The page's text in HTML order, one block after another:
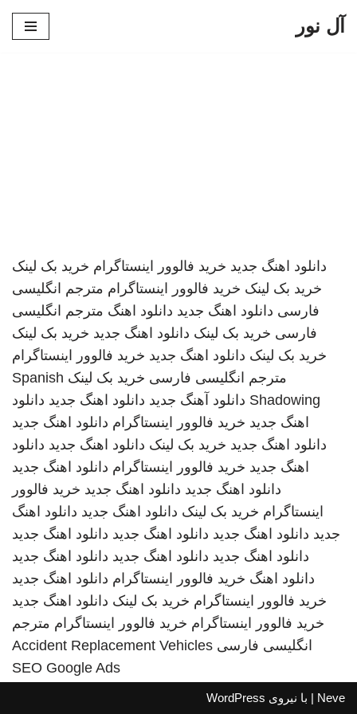
آل نور
دانلود اهنگ جدید خرید فالوور اینستاگرام خرید بک لینک
خرید بک لینک خرید فالوور اینستاگرام مترجم انگلیسی
فارسی دانلود اهنگ جدید دانلود اهنگ مترجم انگلیسی
فارسی خرید بک لینک دانلود اهنگ جدید خرید بک لینک
خرید بک لینک دانلود اهنگ جدید خرید فالوور اینستاگرام
مترجم انگلیسی فارسی خرید بک لینک Spanish
Shadowing دانلود آهنگ جدید دانلود اهنگ جدید دانلود
اهنگ جدید خرید فالوور اینستاگرام دانلود اهنگ جدید
دانلود اهنگ جدید خرید بک لینک دانلود اهنگ جدید دانلود
اهنگ جدید خرید فالوور اینستاگرام دانلود اهنگ جدید
دانلود اهنگ جدید دانلود اهنگ جدید خرید فالوور
اینستاگرام خرید بک لینک دانلود اهنگ جدید دانلود اهنگ
جدید دانلود اهنگ جدید دانلود اهنگ جدید دانلود اهنگ جدید
دانلود اهنگ جدید دانلود اهنگ جدید دانلود اهنگ جدید
دانلود اهنگ خرید فالوور اینستاگرام دانلود اهنگ جدید
خرید فالوور اینستاگرام خرید بک لینک دانلود اهنگ جدید
خرید فالوور اینستاگرام خرید فالوور اینستاگرام مترجم
انگلیسی فارسی Accident Replacement Vehicles
SEO Google Ads
Neve | با نیروی WordPress